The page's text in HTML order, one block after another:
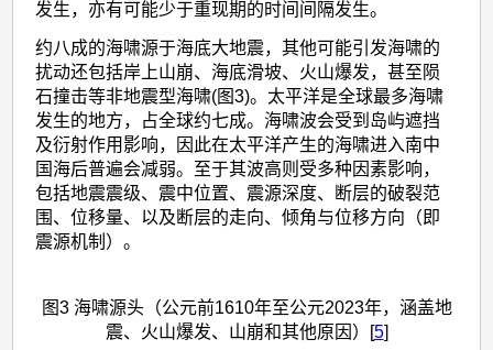
发生，亦有可能少于重现期的时间间隔发生。
约八成的海啸源于海底大地震，其他可能引发海啸的
扰动还包括岸上山崩、海底滑坡、火山爆发，甚至陨
石撞击等非地震型海啸(图3)。太平洋是全球最多海啸
发生的地方，占全球约七成。海啸波会受到岛屿遮挡
及衍射作用影响，因此在太平洋产生的海啸进入南中
国海后普遍会减弱。至于其波高则受多种因素影响，
包括地震震级、震中位置、震源深度、断层的破裂范
围、位移量、以及断层的走向、倾角与位移方向（即
震源机制）。
图3 海啸源头（公元前1610年至公元2023年，涵盖地
震、火山爆发、山崩和其他原因）[5]